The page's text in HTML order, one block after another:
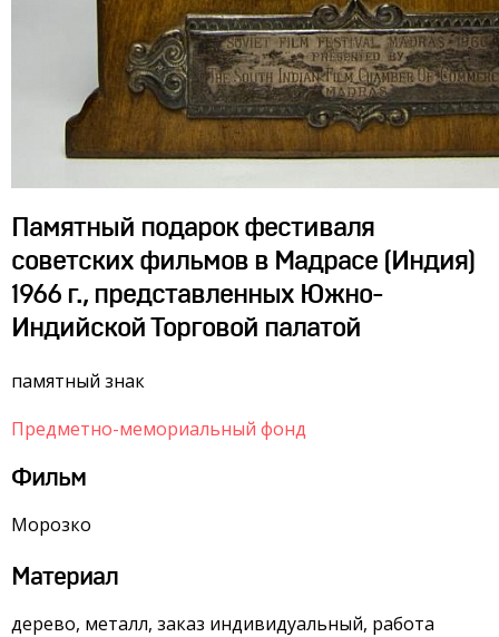
Памятный подарок фестиваля
советских фильмов в Мадрасе (Индия)
1966 г., представленных Южно-
Индийской Торговой палатой
памятный знак
Предметно-мемориальный фонд
Фильм
Морозко
Материал
дерево, металл, заказ индивидуальный, работа